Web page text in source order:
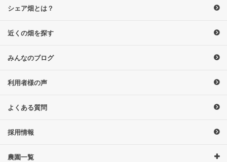
シェア畑とは？
近くの畑を探す
みんなのブログ
利用者様の声
よくある質問
採用情報
農園一覧